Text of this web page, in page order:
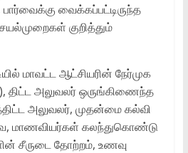
வைக்கப்பட்டிருந்த
குறித்தும்
மாவட்ட ஆட்சியரின் நேர்முக
திட்ட அலுவலர் ஒருங்கிணைந்த
அலுவலர், முதன்மை கல்வி
மாணவியர்கள் கலந்துகொண்டு
சீருடை தோற்றம், உணவு